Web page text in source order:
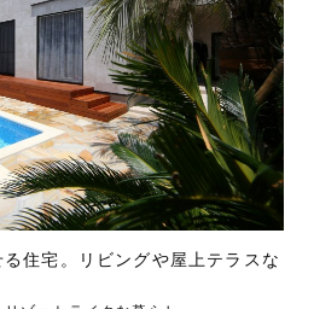
住宅。リビングや屋上テラスな